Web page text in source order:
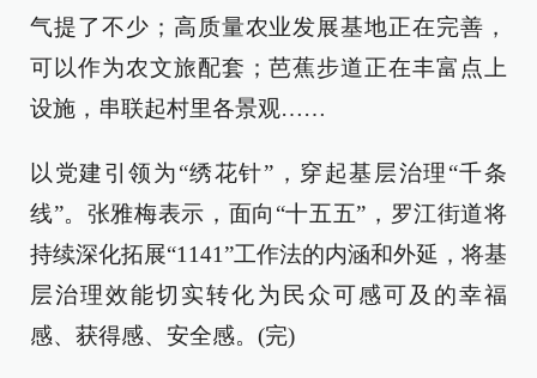
气提了不少；高质量农业发展基地正在完善，
可以作为农文旅配套；芭蕉步道正在丰富点上
设施，串联起村里各景观……
以党建引领为“绣花针”，穿起基层治理“千条
线”。张雅梅表示，面向“十五五”，罗江街道将
持续深化拓展“1141”工作法的内涵和外延，将基
层治理效能切实转化为民众可感可及的幸福
感、获得感、安全感。(完)